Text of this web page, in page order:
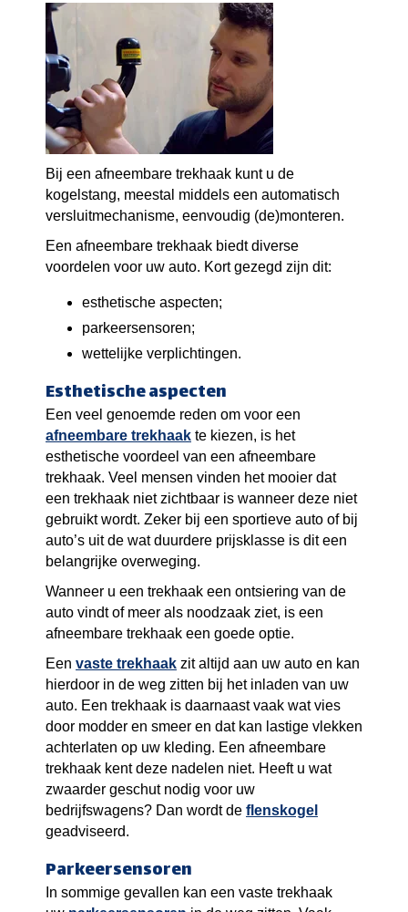
Bij een afneembare trekhaak kunt u de
kogelstang, meestal middels een automatisch
versluitmechanisme, eenvoudig (de)monteren.
Een afneembare trekhaak biedt diverse
voordelen voor uw auto. Kort gezegd zijn dit:
esthetische aspecten;
parkeersensoren;
wettelijke verplichtingen.
Esthetische aspecten
Een veel genoemde reden om voor een
afneembare trekhaak te kiezen, is het
esthetische voordeel van een afneembare
trekhaak. Veel mensen vinden het mooier dat
een trekhaak niet zichtbaar is wanneer deze niet
gebruikt wordt. Zeker bij een sportieve auto of bij
auto’s uit de wat duurdere prijsklasse is dit een
belangrijke overweging.
Wanneer u een trekhaak een ontsiering van de
auto vindt of meer als noodzaak ziet, is een
afneembare trekhaak een goede optie.
Een vaste trekhaak zit altijd aan uw auto en kan
hierdoor in de weg zitten bij het inladen van uw
auto. Een trekhaak is daarnaast vaak wat vies
door modder en smeer en dat kan lastige vlekken
achterlaten op uw kleding. Een afneembare
trekhaak kent deze nadelen niet. Heeft u wat
zwaarder geschut nodig voor uw
bedrijfswagens? Dan wordt de flenskogel
geadviseerd.
Parkeersensoren
In sommige gevallen kan een vaste trekhaak